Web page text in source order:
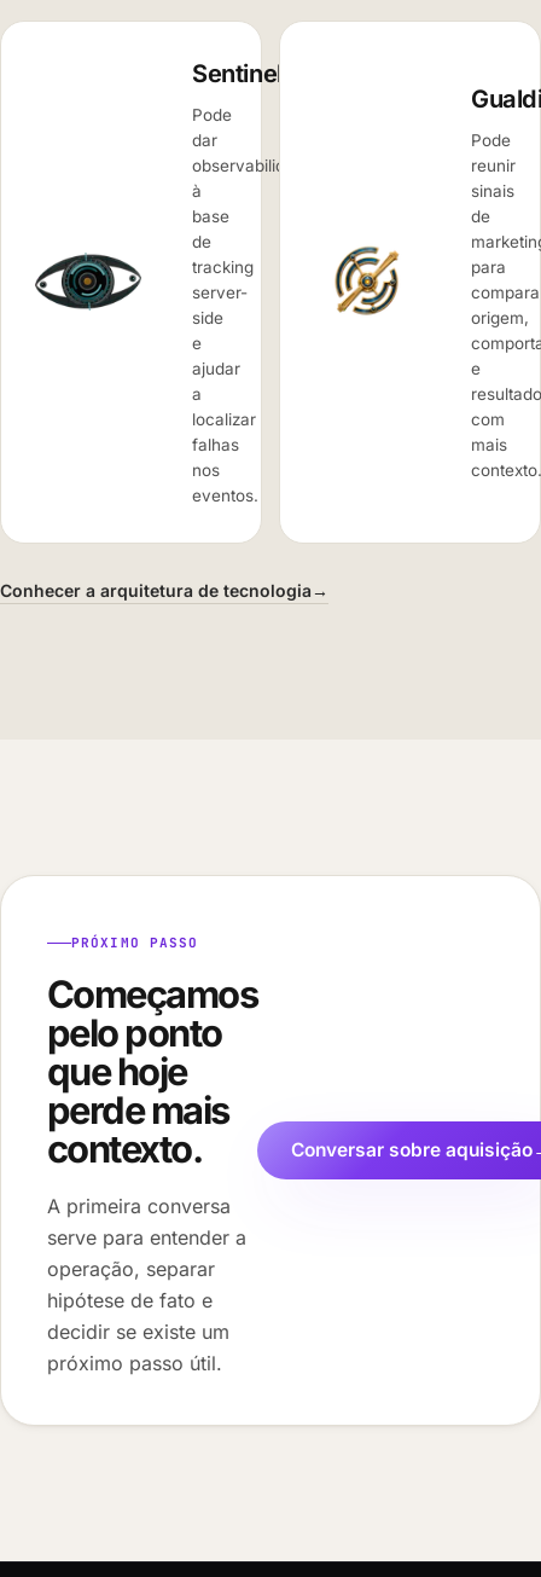
Sentinela
Pode
dar
observabilidade
à
base
de
tracking
server-
side
e
ajudar
a
localizar
falhas
nos
eventos.
Pode
reunir
sinais
de
para
origem,
e
resultado
com
mais
contexto.
Conhecer a arquitetura de tecnologia→
PRÓXIMO PASSO
Começamos
pelo ponto
que hoje
perde mais
contexto.
A primeira conversa
serve para entender a
operação, separar
hipótese de fato e
decidir se existe um
próximo passo útil.
Conversar sobre aquisição